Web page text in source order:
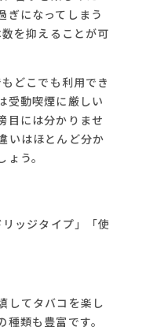
ぎになってしまう
を抑えることが可
どこでも利用でき
受動喫煙に厳しい
目には分かりませ
いはほとんど分か
う。
ッジタイプ」「使
してタバコを楽し
類も豊富です。